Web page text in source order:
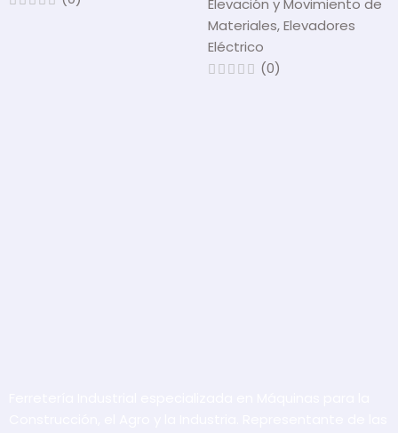
Elevación y Movimiento de
Materiales,Elevadores
Eléctrico
(0)